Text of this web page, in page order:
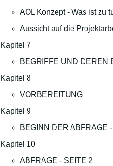
AOL Konzept - Was ist zu
Aussicht auf die
Kapitel 7
BEGRIFFE UND DEREN
Kapitel 8
VORBEREITUNG
Kapitel 9
BEGINN DER ABFRAGE
Kapitel 10
ABFRAGE - SEITE 2